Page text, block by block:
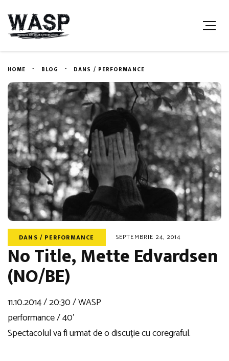
HOME BLOG DANS / PERFORMANCE
DANS / PERFORMANCE SEPTEMBRIE 24, 2014
No Title, Mette Edvardsen
(NO/BE)
11.10.2014 / 20:30 / WASP
performance / 40’
Spectacolul va fi urmat de o discuție cu coregraful.